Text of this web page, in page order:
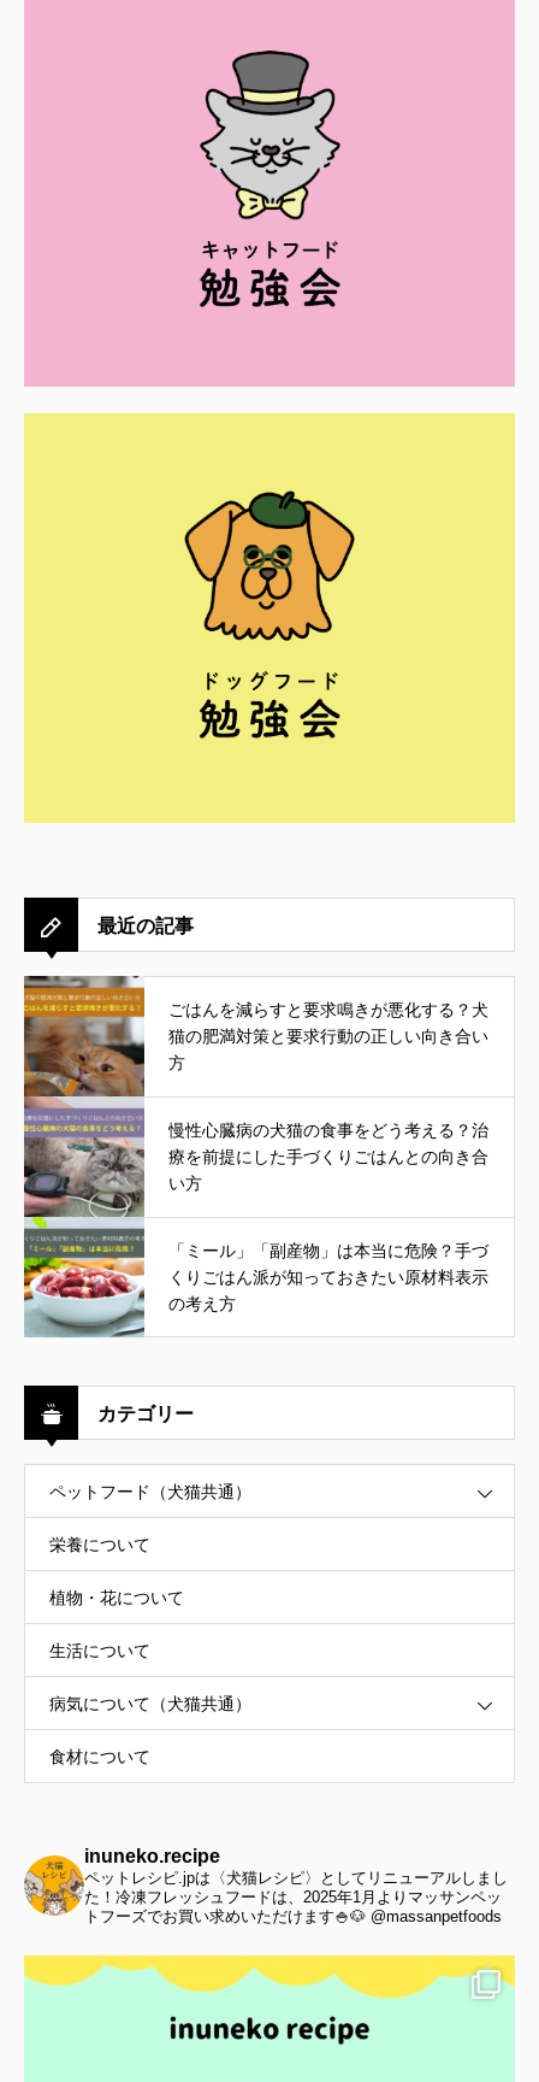
最近の記事
ごはんを減らすと要求鳴きが悪化する？犬
猫の肥満対策と要求行動の正しい向き合い
方
慢性心臓病の犬猫の食事をどう考える？治
療を前提にした手づくりごはんとの向き合
い方
「ミール」「副産物」は本当に危険？手づ
くりごはん派が知っておきたい原材料表示
の考え方
カテゴリー
ペットフード（犬猫共通）
栄養について
植物・花について
生活について
病気について（犬猫共通）
食材について
inuneko.recipe
ペットレシピ.jpは〈犬猫レシピ〉としてリニューアルしまし
た！冷凍フレッシュフードは、2025年1月よりマッサンペッ
トフーズでお買い求めいただけます🍚🐶 @massanpetfoods